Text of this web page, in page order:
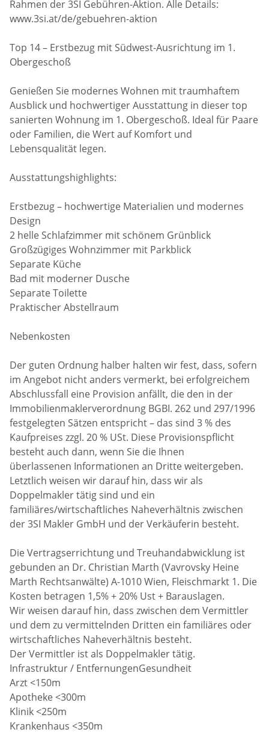
Rahmen der 3SI Gebühren-Aktion. Alle Details:
www.3si.at/de/gebuehren-aktion
Top 14 – Erstbezug mit Südwest-Ausrichtung im 1.
Obergeschoß
Genießen Sie modernes Wohnen mit traumhaftem
Ausblick und hochwertiger Ausstattung in dieser top
sanierten Wohnung im 1. Obergeschoß. Ideal für Paare
oder Familien, die Wert auf Komfort und
Lebensqualität legen.
Ausstattungshighlights:
Erstbezug – hochwertige Materialien und modernes
Design
2 helle Schlafzimmer mit schönem Grünblick
Großzügiges Wohnzimmer mit Parkblick
Separate Küche
Bad mit moderner Dusche
Separate Toilette
Praktischer Abstellraum
Nebenkosten
Der guten Ordnung halber halten wir fest, dass, sofern
im Angebot nicht anders vermerkt, bei erfolgreichem
Abschlussfall eine Provision anfällt, die den in der
Immobilienmaklerverordnung BGBI. 262 und 297/1996
festgelegten Sätzen entspricht – das sind 3 % des
Kaufpreises zzgl. 20 % USt. Diese Provisionspflicht
besteht auch dann, wenn Sie die Ihnen
überlassenen Informationen an Dritte weitergeben.
Letztlich weisen wir darauf hin, dass wir als
Doppelmakler tätig sind und ein
familiäres/wirtschaftliches Naheverhältnis zwischen
der 3SI Makler GmbH und der Verkäuferin besteht.
Die Vertragserrichtung und Treuhandabwicklung ist
gebunden an Dr. Christian Marth (Vavrovsky Heine
Marth Rechtsanwälte) A-1010 Wien, Fleischmarkt 1. Die
Kosten betragen 1,5% + 20% Ust + Barauslagen.
Wir weisen darauf hin, dass zwischen dem Vermittler
und dem zu vermittelnden Dritten ein familiäres oder
wirtschaftliches Naheverhältnis besteht.
Der Vermittler ist als Doppelmakler tätig.
Infrastruktur / EntfernungenGesundheit
Arzt <150m
Apotheke <300m
Klinik <250m
Krankenhaus <350m